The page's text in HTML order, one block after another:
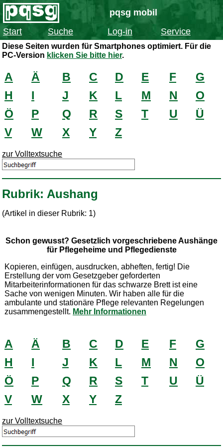
pqsg mobil
Start
Suche Log-in Service
Diese Seiten wurden für Smartphones optimiert. Für die
PC-Version klicken Sie bitte hier.
A Ä B C D E F
G
H
I J K L M N
O
Ö
P Q R S T U
Ü
V
W X Y Z
zur Volltextsuche
Rubrik: Aushang
(Artikel in dieser Rubrik: 1)
Schon gewusst? Gesetzlich vorgeschriebene Aushänge
für Pflegeheime und Pflegedienste
Kopieren, einfügen, ausdrucken, abheften, fertig! Die
Erstellung der vom Gesetzgeber geforderten
Mitarbeiterinformationen für das schwarze Brett ist eine
Sache von wenigen Minuten. Wir haben alle für die
ambulante und stationäre Pflege relevanten Regelungen
zusammengestellt. Mehr Informationen
A Ä B C D E F
G
H
I J K L M N
O
Ö
P Q R S T U
Ü
V
W X Y Z
zur Volltextsuche